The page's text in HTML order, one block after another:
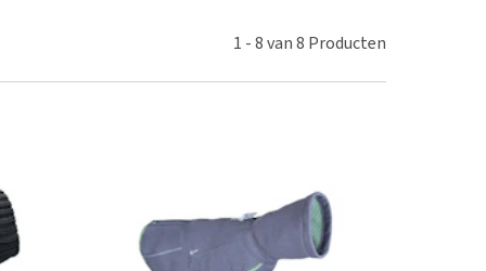
alles
1 -8van8 Producten